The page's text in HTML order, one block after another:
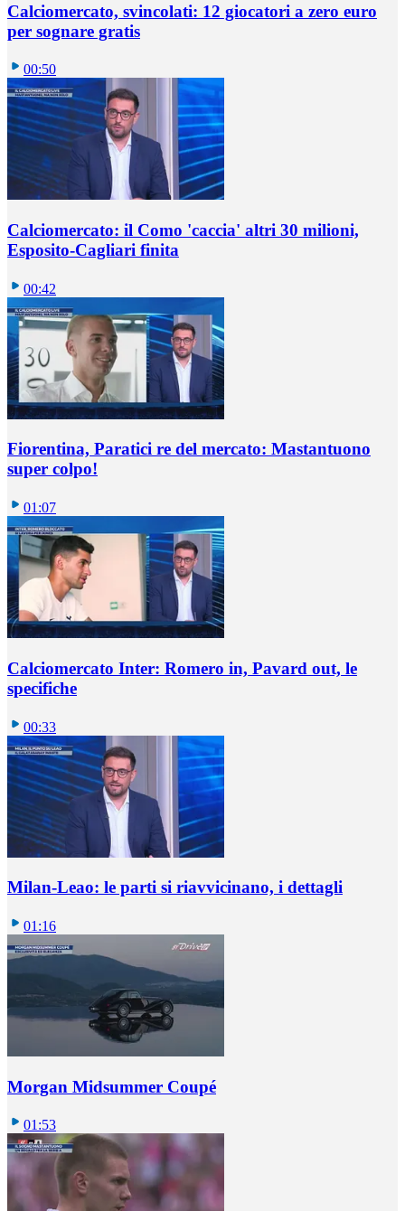
Calciomercato, svincolati: 12 giocatori a zero euro
per sognare gratis
00:50
Calciomercato: il Como 'caccia' altri 30 milioni,
Esposito-Cagliari finita
00:42
Fiorentina, Paratici re del mercato: Mastantuono
super colpo!
01:07
Calciomercato Inter: Romero in, Pavard out, le
specifiche
00:33
Milan-Leao: le parti si riavvicinano, i dettagli
01:16
Morgan Midsummer Coupé
01:53